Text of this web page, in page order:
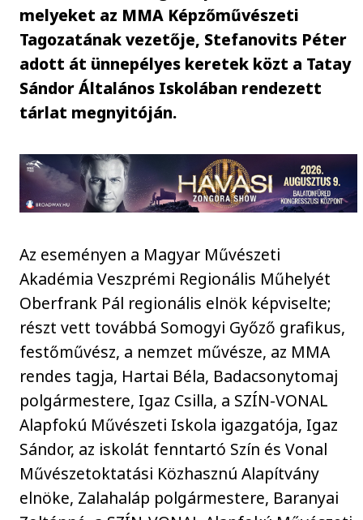
melyeket az MMA Képzőművészeti
Tagozatának vezetője, Stefanovits Péter
adott át ünnepélyes keretek közt a Tatay
Sándor Általános Iskolában rendezett
tárlat megnyitóján.
Az eseményen a Magyar Művészeti
Akadémia Veszprémi Regionális Műhelyét
Oberfrank Pál regionális elnök képviselte;
részt vett továbbá Somogyi Győző grafikus,
festőművész, a nemzet művésze, az MMA
rendes tagja, Hartai Béla, Badacsonytomaj
polgármestere, Igaz Csilla, a SZÍN-VONAL
Alapfokú Művészeti Iskola igazgatója, Igaz
Sándor, az iskolát fenntartó Szín és Vonal
Művészetoktatási Közhasznú Alapítvány
elnöke, Zalahaláp polgármestere, Baranyai